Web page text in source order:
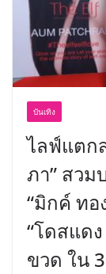
บันเทิง
ไลฟ์แตก
ภา” สวม
“มิกค์ ทอ
“โดสแด
ขวด ใน